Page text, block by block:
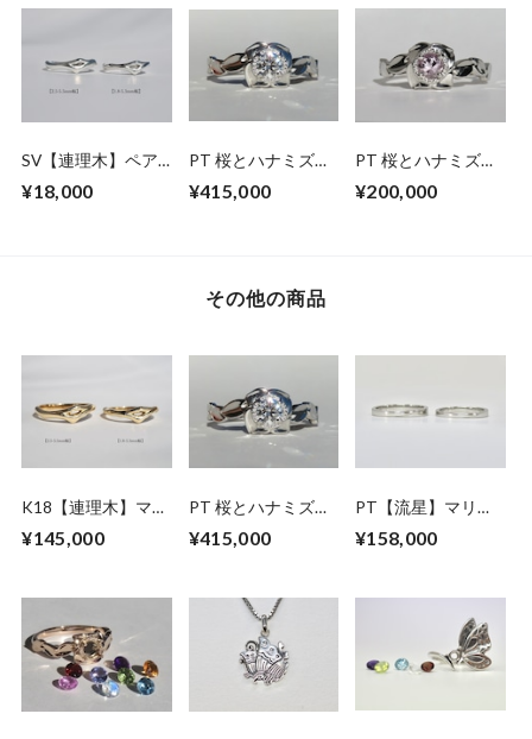
SV【連理木】ペア
リング
¥18,000
PT 桜とハナミズキ
のダイヤモンドリン
グ
¥415,000
PT 桜とハナミズキ
のモルガナイトリン
グ
¥200,000
その他の商品
K18【連理木】マリ
¥145,000
PT 桜とハナミズキ
グ
¥415,000
PT【流星】マリッ
P3.0MM
¥158,000